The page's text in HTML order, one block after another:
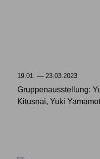
19.01. — 23.03.2023
Gruppenausstellung:
Kitusnai, Yuki